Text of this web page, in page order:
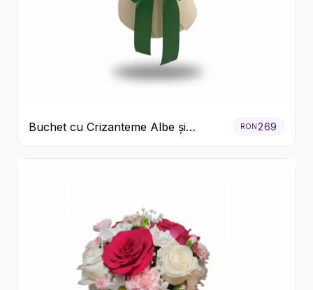
Buchet cu Crizanteme Albe și
Galbene
RON 269